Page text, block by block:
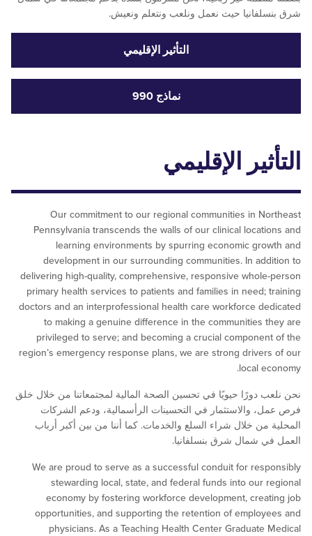
حيث نعمل ونلعب ونتعلم ونعيش.
التأثير الإقليمي
الإقليمي
Our commitment to our regional communities in
Pennsylvania transcends the walls of our clinical
learning environments by spurring economic
development in our surrounding communities. In
delivering high-quality, comprehensive, responsive
primary health services to patients and families in
doctors and an interprofessional health care workforce
to making a genuine difference in the communities
privileged to serve; and becoming a crucial
region’s emergency response plans, we are strong
local
دورًا حيويًا في تحسين الصحة المالية لمجتمعاتنا من خلال خلق
والاستثمار في التحسينات الرأسمالية، ودعم الشركات
خلال شراء السلع والخدمات. كما أننا من بين أكبر أرباب
شمال شرق بنسلفانيا.
We are proud to serve as a successful conduit for
stewarding local, state, and federal funds into our
economy by fostering workforce development,
opportunities, and supporting the retention of
physicians. As a Teaching Health Center Graduate